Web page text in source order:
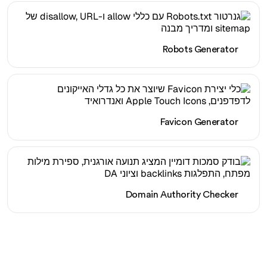
Robots Generator
Favicon Generator
Domain Authority Checker